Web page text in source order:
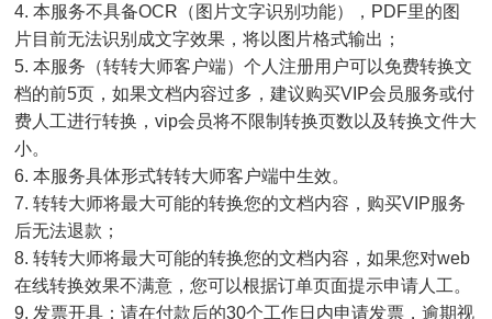
4. 本服务不具备OCR（图片文字识别功能），PDF里的图
片目前无法识别成文字效果，将以图片格式输出；
5. 本服务（转转大师客户端）个人注册用户可以免费转换文
档的前5页，如果文档内容过多，建议购买VIP会员服务或付
费人工进行转换，vip会员将不限制转换页数以及转换文件大
小。
6. 本服务具体形式转转大师客户端中生效。
7. 转转大师将最大可能的转换您的文档内容，购买VIP服务
后无法退款；
8. 转转大师将最大可能的转换您的文档内容，如果您对web
在线转换效果不满意，您可以根据订单页面提示申请人工。
9. 发票开具：请在付款后的30个工作日内申请发票，逾期视